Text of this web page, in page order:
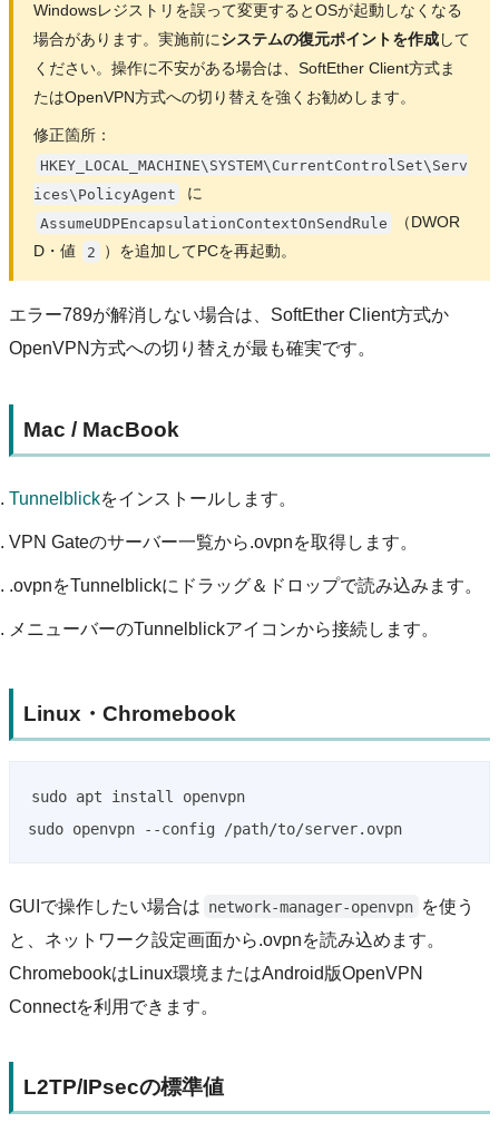
Windowsレジストリを誤って変更するとOSが起動しなくなる
場合があります。実施前にシステムの復元ポイントを作成して
ください。操作に不安がある場合は、SoftEther Client方式ま
たはOpenVPN方式への切り替えを強くお勧めします。
修正箇所：
HKEY_LOCAL_MACHINE\SYSTEM\CurrentControlSet\Serv
ices\PolicyAgent
に
AssumeUDPEncapsulationContextOnSendRule
（DWOR
D・値
2 ）を追加してPCを再起動。
エラー789が解消しない場合は、SoftEther Client方式か
OpenVPN方式への切り替えが最も確実です。
Mac / MacBook
Tunnelblickをインストールします。
VPN Gateのサーバー一覧から.ovpnを取得します。
.ovpnをTunnelblickにドラッグ＆ドロップで読み込みます。
メニューバーのTunnelblickアイコンから接続します。
Linux・Chromebook
sudo apt install openvpn
sudo openvpn --config /path/to/server.ovpn
GUIで操作したい場合は network-manager-openvpn を使う
と、ネットワーク設定画面から.ovpnを読み込めます。
ChromebookはLinux環境またはAndroid版OpenVPN
Connectを利用できます。
L2TP/IPsecの標準値